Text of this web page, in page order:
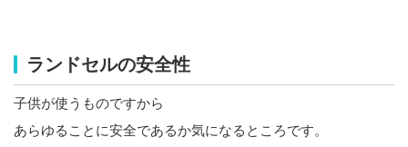
ランドセルの安全性
子供が使うものですから
あらゆることに安全であるか気になるところです。